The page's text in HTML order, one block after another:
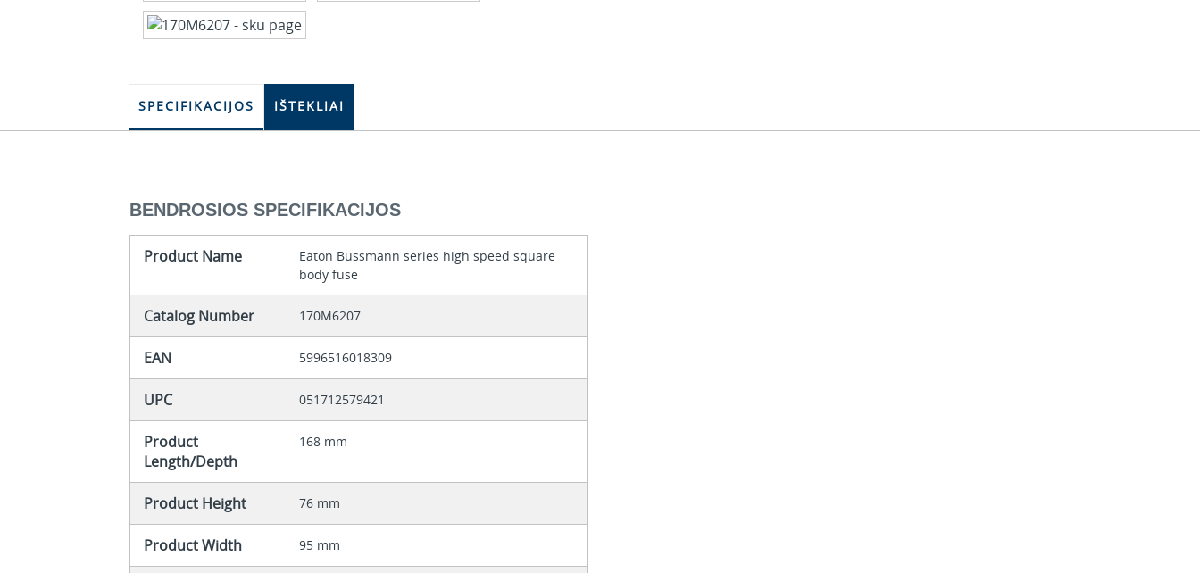
SPECIFIKACIJOS IŠTEKLIAI
BENDROSIOS SPECIFIKACIJOS
Product Name
Eaton Bussmann series high speed square
body fuse
Catalog Number 170M6207
EAN 5996516018309
UPC 051712579421
Product
Length/Depth
168 mm
Product Height 76 mm
Product Width 95 mm